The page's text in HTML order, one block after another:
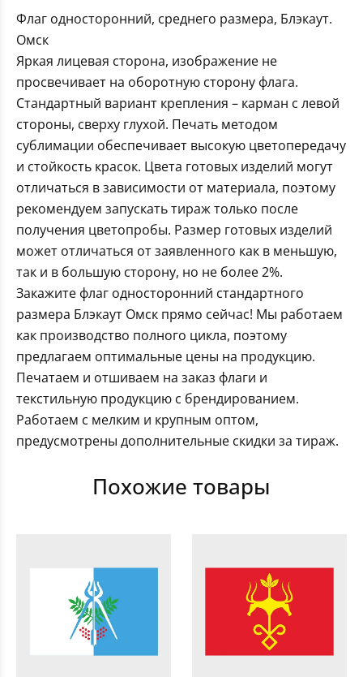
Флаг односторонний, среднего размера, Блэкаут.
Омск
Яркая лицевая сторона, изображение не
просвечивает на оборотную сторону флага.
Стандартный вариант крепления – карман с левой
стороны, сверху глухой. Печать методом
сублимации обеспечивает высокую цветопередачу
и стойкость красок. Цвета готовых изделий могут
отличаться в зависимости от материала, поэтому
рекомендуем запускать тираж только после
получения цветопробы. Размер готовых изделий
может отличаться от заявленного как в меньшую,
так и в большую сторону, но не более 2%.
Закажите флаг односторонний стандартного
размера Блэкаут Омск прямо сейчас! Мы работаем
как производство полного цикла, поэтому
предлагаем оптимальные цены на продукцию.
Печатаем и отшиваем на заказ флаги и
текстильную продукцию с брендированием.
Работаем с мелким и крупным оптом,
предусмотрены дополнительные скидки за тираж.
Похожие товары